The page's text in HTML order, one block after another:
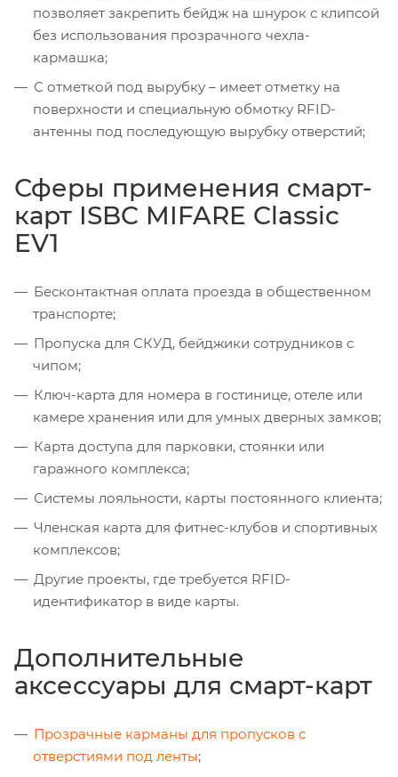
позволяет закрепить бейдж на шнурок с клипсой
без использования прозрачного чехла-
кармашка;
С отметкой под вырубку – имеет отметку на
поверхности и специальную обмотку RFID-
антенны под последующую вырубку отверстий;
Сферы применения смарт-
карт ISBC MIFARE Classic
EV1
Бесконтактная оплата проезда в общественном
транспорте;
Пропуска для СКУД, бейджики сотрудников с
чипом;
Ключ-карта для номера в гостинице, отеле или
камере хранения или для умных дверных замков;
Карта доступа для парковки, стоянки или
гаражного комплекса;
Системы лояльности, карты постоянного клиента;
Членская карта для фитнес-клубов и спортивных
комплексов;
Другие проекты, где требуется RFID-
идентификатор в виде карты.
Дополнительные
аксессуары для смарт-карт
Прозрачные карманы для пропусков с
отверстиями под ленты;